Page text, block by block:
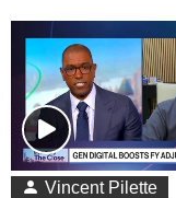
Vincent Pilette